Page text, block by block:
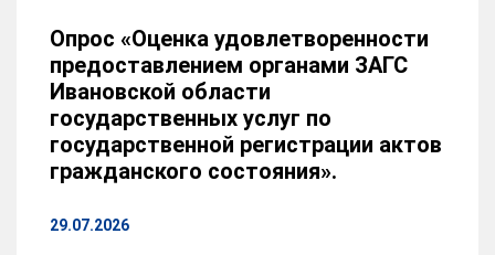
Опрос «Оценка удовлетворенности
предоставлением органами ЗАГС
Ивановской области
государственных услуг по
государственной регистрации актов
гражданского состояния».
29.07.2026